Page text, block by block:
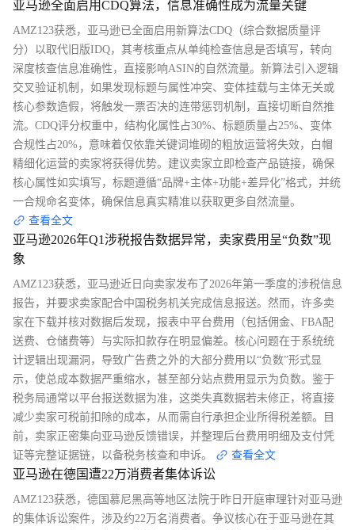
亚马逊全面启用CDQ算法，信息准确性成为流量关键
AMZ123获悉，亚马逊已全面启用新算法CDQ（综合数据质量评
分）以取代旧版IDQ，其考核重点从单纯检查信息是否填写，转向
深度核查信息准确性，直接影响ASIN的自然流量。新算法引入逻辑
交叉验证机制，如果发现标题与属性冲突、变体挂载与主体无关或
核心参数造假，将触发一票否决的连带惩罚机制，直接切断自然推
流。CDQ评分权重中，结构化属性占30%、标题质量占25%、变体
合规性占20%，意味着仅依靠关键词堆砌的粗放运营将失效，白帽
精细化运营的卖家将获得优势。建议卖家立即检查产品链接，确保
核心属性如实填写，标题遵循“品牌+主体+功能+差异化”格式，并统
一合规命名变体，确保信息真实精准以获取更多自然流量。
查看全文
亚马逊2026年Q1涉税报告数据异常，卖家费用呈“负数”现
象
AMZ123获悉，亚马逊近日向卖家发布了2026年第一季度的涉税信息
报告，并要求卖家配合中国税务机关完成信息报送。然而，许多卖
家在下载并核对数据后发现，报表中平台费用（包括佣金、FBA配
送费、仓储费等）与实际扣款存在明显偏差。核心问题在于系统统
计逻辑出现漏洞，导致广告费之外的大部分费用以“负数”形式显
示，使总成本数据严重缩水，甚至部分站点费用显示为负数。鉴于
税务局通常以平台报送数据为准，这类失真数据若未修正，将直接
减少卖家可税前扣除的成本，从而需自行承担企业所得税差额。目
前，卖家正密集向亚马逊反馈错误，并整理后台费用明细及支付凭
证等完整证据链，以备税务核查和申诉。
查看全文
亚马逊在德国遭22万消费者集体诉讼
AMZ123获悉，德国慕尼黑高等地区法院于昨日开庭审理针对亚马逊
的集体诉讼案件，涉及约22万名消费者。争议核心在于亚马逊在其